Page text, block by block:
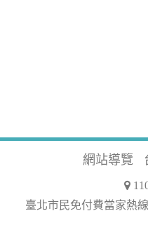
網站導覽
臺北市民免付費當家熱